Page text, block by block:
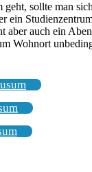
geht, sollte man
ein
aber auch ein
Wohnort